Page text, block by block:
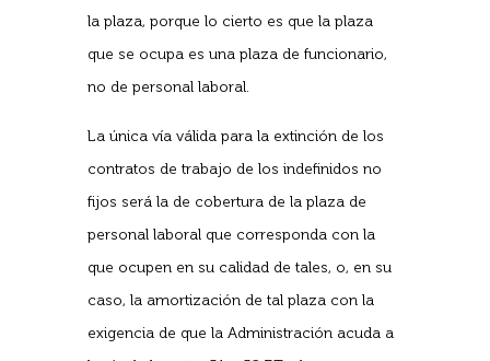
la plaza, porque lo cierto es que la plaza
que se ocupa es una plaza de funcionario,
no de personal laboral.
La única vía válida para la extinción de los
contratos de trabajo de los indefinidos no
fijos será la de cobertura de la plaza de
personal laboral que corresponda con la
que ocupen en su calidad de tales, o, en su
caso, la amortización de tal plaza con la
exigencia de que la Administración acuda a